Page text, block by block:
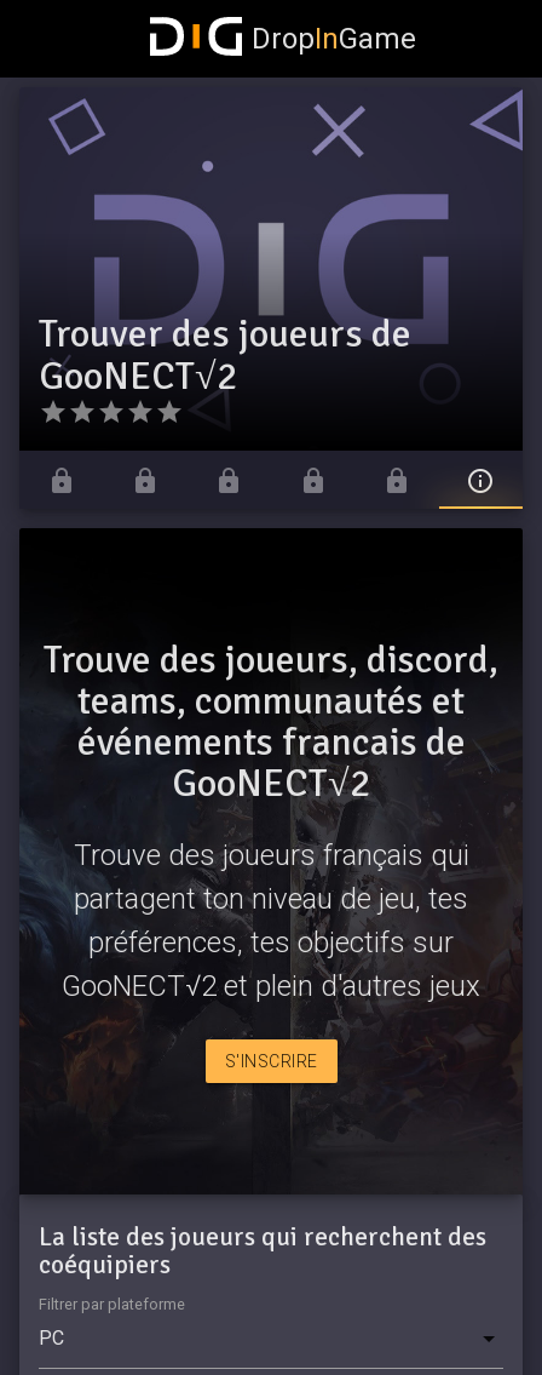
DropInGame
Trouver des joueurs de
GooNECT√2
Trouve des joueurs, discord,
teams, communautés et
événements francais de
GooNECT√2
Trouve des joueurs français qui
partagent ton niveau de jeu, tes
préférences, tes objectifs sur
GooNECT√2 et plein d'autres jeux
S'INSCRIRE
La liste des joueurs qui recherchent des
coéquipiers
Filtrer par plateforme